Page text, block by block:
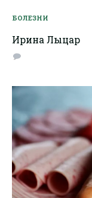
БОЛЕЗНИ
Ирина Лыцар